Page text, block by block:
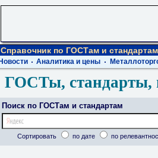
Справочник по ГОСТам и стандартам
Новости Аналитика и цены
ГОСТы, стандарты,
Поиск по ГОСТам и стандартам
Сортировать по дате по